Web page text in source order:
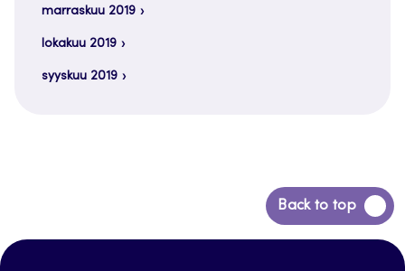
marraskuu 2019
lokakuu 2019
syyskuu 2019
Back to top
Siirry
takaisin